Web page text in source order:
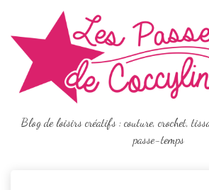
content
Blog de loisirs créatifs : couture, crochet,
passe-temps